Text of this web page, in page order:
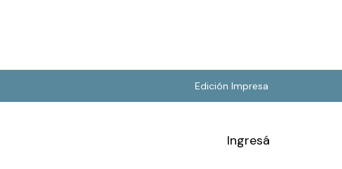
Edición Impresa
Ingresá